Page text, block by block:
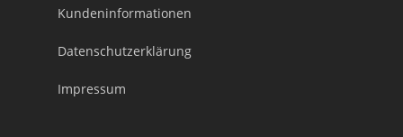
Kundeninformationen
Datenschutzerklärung
Impressum